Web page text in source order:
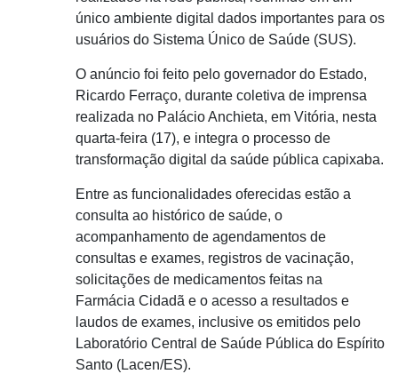
único ambiente digital dados importantes para os
usuários do Sistema Único de Saúde (SUS).
O anúncio foi feito pelo governador do Estado,
Ricardo Ferraço, durante coletiva de imprensa
realizada no Palácio Anchieta, em Vitória, nesta
quarta-feira (17), e integra o processo de
transformação digital da saúde pública capixaba.
Entre as funcionalidades oferecidas estão a
consulta ao histórico de saúde, o
acompanhamento de agendamentos de
consultas e exames, registros de vacinação,
solicitações de medicamentos feitas na
Farmácia Cidadã e o acesso a resultados e
laudos de exames, inclusive os emitidos pelo
Laboratório Central de Saúde Pública do Espírito
Santo (Lacen/ES).